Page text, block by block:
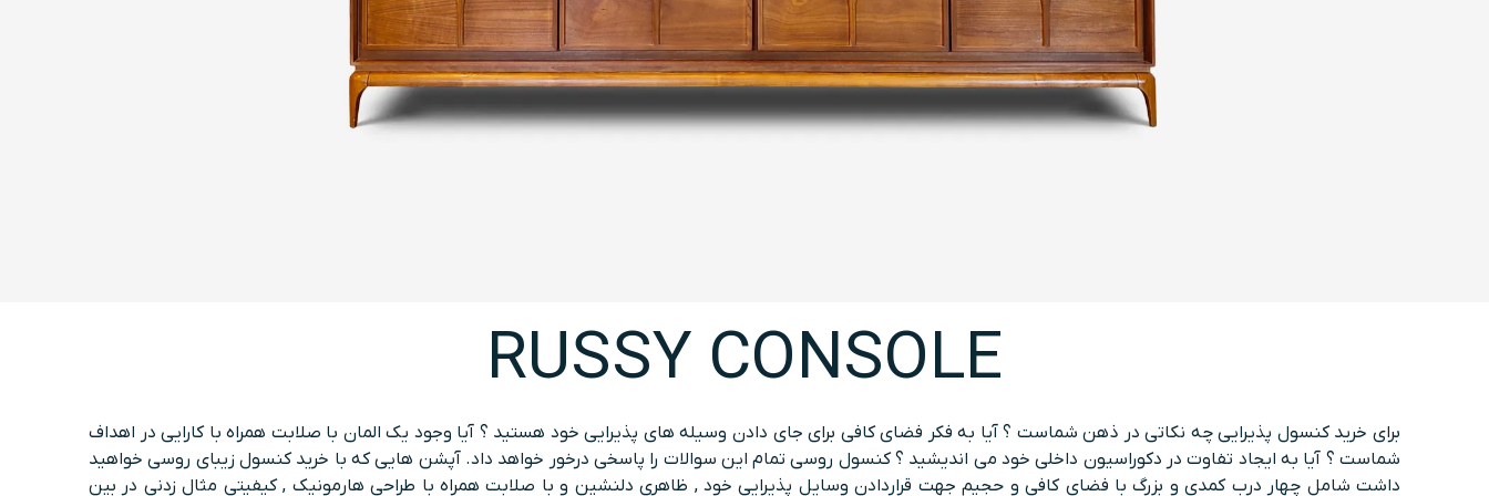
RUSSY CONSOLE
برای خرید کنسول پذیرایی چه نکاتی در ذهن شماست ؟ آیا به فکر فضای کافی برای جای دادن وسیله های پذیرایی خود هستید ؟ آیا وجود یک المان با صلابت همراه با کارایی در اهداف
شماست ؟ آیا به ایجاد تفاوت در دکوراسیون داخلی خود می اندیشید ؟ کنسول روسی تمام این سوالات را پاسخی درخور خواهد داد. آپشن هایی که با خرید کنسول زیبای روسی خواهید
داشت شامل چهار درب کمدی و بزرگ با فضای کافی و حجیم جهت قراردادن وسایل پذیرایی خود , ظاهری دلنشین و با صلابت همراه با طراحی هارمونیک , کیفیتی مثال زدنی در بین